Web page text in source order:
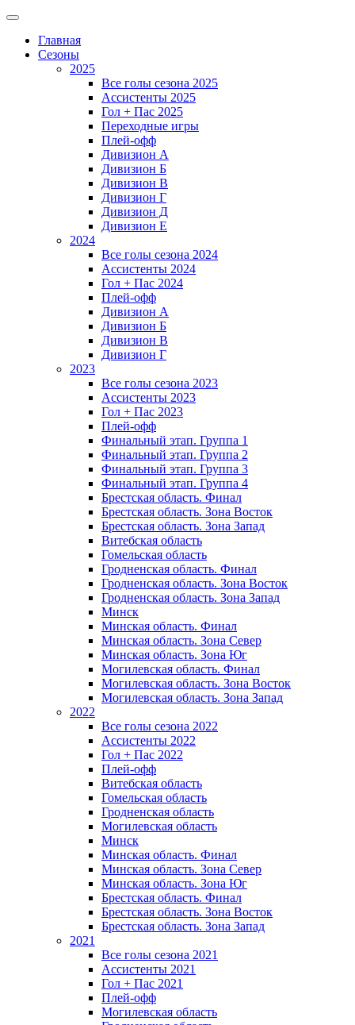
Главная
Сезоны
2025
Все голы сезона 2025
Ассистенты 2025
Гол + Пас 2025
Переходные игры
Плей-офф
Дивизион A
Дивизион Б
Дивизион В
Дивизион Г
Дивизион Д
Дивизион Е
2024
Все голы сезона 2024
Ассистенты 2024
Гол + Пас 2024
Плей-офф
Дивизион A
Дивизион Б
Дивизион В
Дивизион Г
2023
Все голы сезона 2023
Ассистенты 2023
Гол + Пас 2023
Плей-офф
Финальный этап. Группа 1
Финальный этап. Группа 2
Финальный этап. Группа 3
Финальный этап. Группа 4
Брестская область. Финал
Брестская область. Зона Восток
Брестская область. Зона Запад
Витебская область
Гомельская область
Гродненская область. Финал
Гродненская область. Зона Восток
Гродненская область. Зона Запад
Минск
Минская область. Финал
Минская область. Зона Север
Минская область. Зона Юг
Могилевская область. Финал
Могилевская область. Зона Восток
Могилевская область. Зона Запад
2022
Все голы сезона 2022
Ассистенты 2022
Гол + Пас 2022
Плей-офф
Витебская область
Гомельская область
Гродненская область
Могилевская область
Минск
Mинская область. Финал
Минская область. Зона Север
Минская область. Зона Юг
Брестская область. Финал
Брестская область. Зона Восток
Брестская область. Зона Запад
2021
Все голы сезона 2021
Ассистенты 2021
Гол + Пас 2021
Плей-офф
Могилевская область